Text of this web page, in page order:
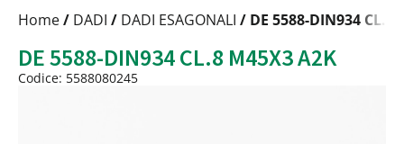
Trattamento
Peso
Quantità
Home/ DADI / DADI ESAGONALI / DE 5588-DIN934 CL.8
DE 5588-DIN934 CL.8 M45X3 A2K
Codice: 5588080245